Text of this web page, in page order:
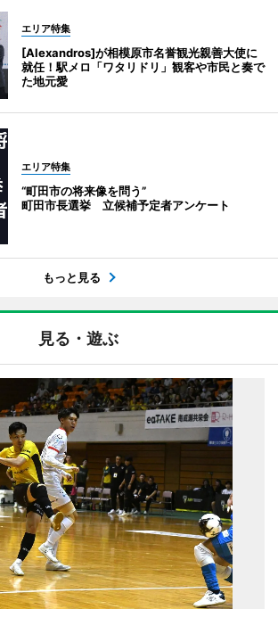
エリア特集
[Alexandros]が相模原市名誉観光親善大使に
就任！駅メロ「ワタリドリ」観客や市民と奏で
た地元愛
エリア特集
“町田市の将来像を問う”
町田市長選挙 立候補予定者アンケート
もっと見る
見る・遊ぶ